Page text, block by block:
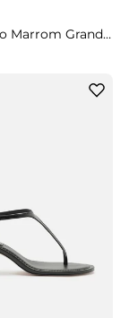
Bolsa Hobo Marrom Grande Barbicacho